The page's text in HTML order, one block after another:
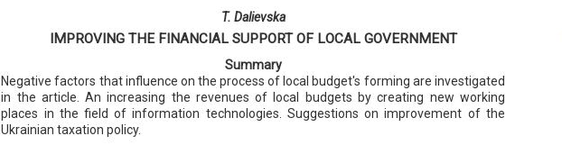
T. Dalievska
IMPROVING THE FINANCIAL SUPPORT OF LOCAL GOVERNMENT
Summary
Negative factors that influence on the process of local budget's forming are investigated
in the article. An increasing the revenues of local budgets by creating new working
places in the field of information technologies. Suggestions on improvement of the
Ukrainian taxation policy.